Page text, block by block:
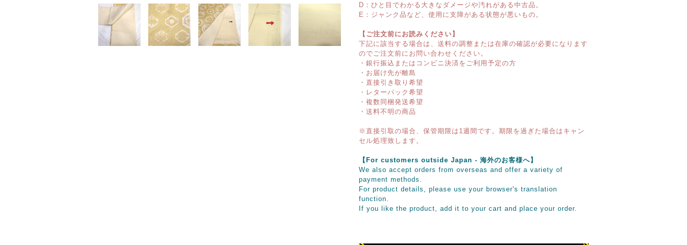
D：ひと目でわかる大きなダメージや汚れがある中古品。
E：ジャンク品など、使用に支障がある状態が悪いもの。
【ご注文前にお読みください】
下記に該当する場合は、送料の調整または在庫の確認が必要になります
のでご注文前にお問い合わせください。
・銀行振込またはコンビニ決済をご利用予定の方
・お届け先が離島
・直接引き取り希望
・レターパック希望
・複数同梱発送希望
・送料不明の商品
※直接引取の場合、保管期限は1週間です。期限を過ぎた場合はキャン
セル処理致します。
【For customers outside Japan - 海外のお客様へ】
We also accept orders from overseas and offer a variety of
payment methods.
For product details, please use your browser's translation
function.
If you like the product, add it to your cart and place your order.